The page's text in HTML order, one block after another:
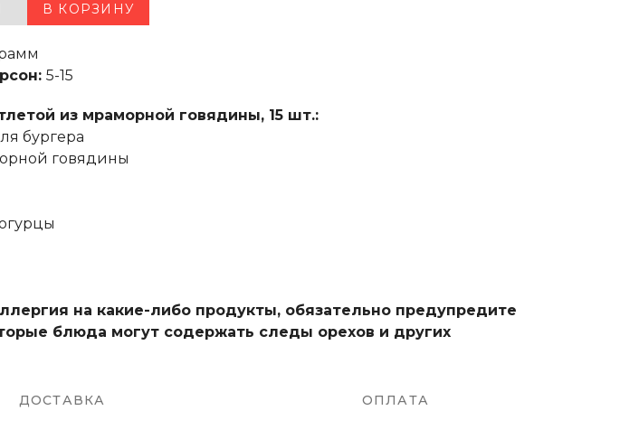
В КОРЗИНУ
5-15
из мраморной говядины, 15 шт.:
бургера
говядины
на какие-либо продукты, обязательно предупредите
блюда могут содержать следы орехов и других
ДОСТАВКА ОПЛАТА